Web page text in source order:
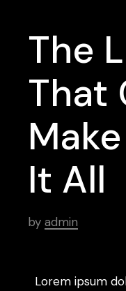
The
That
It All
by admin
Lorem ipsum